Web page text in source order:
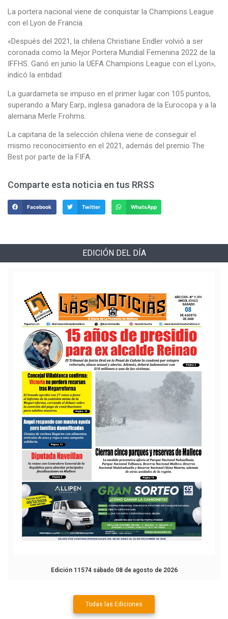
La portera nacional viene de conquistar la Champions League
con el Lyon de Francia.
«Después del 2021, la chilena Christiane Endler volvió a ser
coronada como la Mejor Portera Mundial Femenina 2022 de la
IFFHS. Ganó en junio la UEFA Champions League con el Lyon»,
indicó la entidad.
La guardameta se impuso en el primer lugar con 105 puntos,
superando a Mary Earp, inglesa ganadora de la Eurocopa y a la
alemana Merle Frohms.
La capitana de la selección chilena viene de conseguir el
mismo reconocimiento en el 2021, además del premio The
Best por parte de la FIFA.
Comparte esta noticia en tus RRSS
Facebook Twitter WhatsApp
EDICIÓN DEL DÍA
Edición 11574 sábado 08 de agosto de 2026
Todas las Ediciones